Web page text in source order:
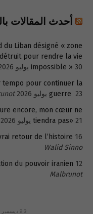
أحدث المقالات
du Liban désigné « zone
pour rendre la vie
impossible » 30 يوليو 2026
tempo pour continuer la
guerre 23 يوليو 2026
encore, mon cœur ne
tiendra pas» 21 يوليو 2026
retour de l’histoire 16 يوليو 2026
Walid Sinno
du pouvoir iranien 12 يوليو 2026
Malbrunot
23 ديسمبر 2011